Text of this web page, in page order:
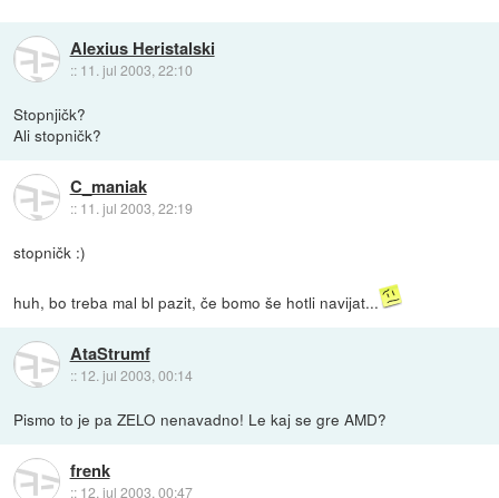
Alexius Heristalski
:: 11. jul 2003, 22:10
Stopnjičk?
Ali stopničk?
C_maniak
:: 11. jul 2003, 22:19
stopničk :)
huh, bo treba mal bl pazit, če bomo še hotli navijat...
AtaStrumf
:: 12. jul 2003, 00:14
Pismo to je pa ZELO nenavadno! Le kaj se gre AMD?
frenk
:: 12. jul 2003, 00:47